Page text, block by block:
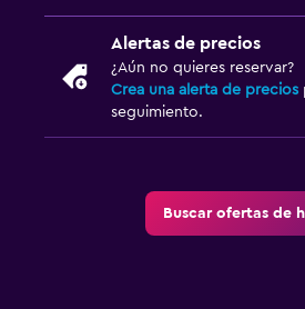
Ideal para familias
Comidas para niños
Alertas de precios
¿Aún no quieres reservar?
Crea una alerta de precios
seguimiento.
Buscar ofertas de